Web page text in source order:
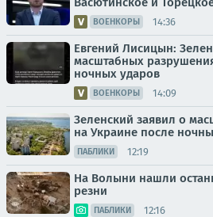
ВОЕНКОРЫ 14:36
Евгений Лисицын:
масштабных
ночных ударов
ВОЕНКОРЫ 14:09
Зеленский заявил о
на Украине после
ПАБЛИКИ 12:19
На Волыни нашли
резни
ПАБЛИКИ 12:16